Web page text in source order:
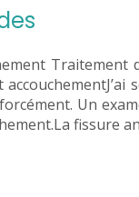
Un
fissure